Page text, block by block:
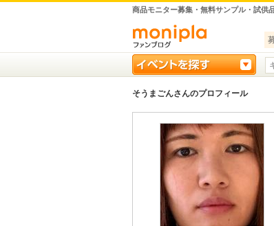
商品モニター募集・無料サンプル・試供
そうまごんさんのプロフィール